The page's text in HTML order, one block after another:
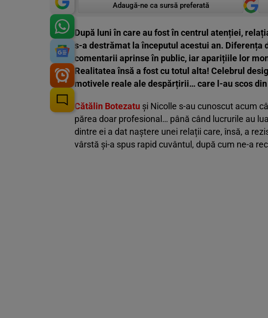
Adaugă-ne ca sursă preferată
După luni în care au fost în centrul atenției,
s-a destrămat la începutul acestui an. Diferența
comentarii aprinse în public, iar aparițiile lor
Realitatea însă a fost cu totul alta! Celebrul
motivele reale ale despărțirii… care l-au scos
Cătălin Botezatu și Nicolle s-au cunoscut acum
părea doar profesional… până când lucrurile au
dintre ei a dat naștere unei relații care, însă, a
vârstă și-a spus rapid cuvântul, după cum ne-a